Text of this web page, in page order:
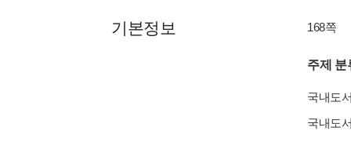
기본정보 168쪽
주제 분
국내도
국내도